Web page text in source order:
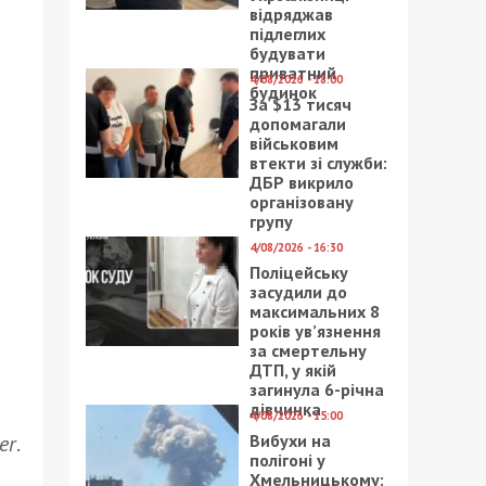
.
відряджав
підлеглих
будувати
приватний
будинок
4/08/2026 - 18:00
За $13 тисяч
допомагали
військовим
втекти зі служби:
ДБР викрило
організовану
групу
4/08/2026 - 16:30
Поліцейську
засудили до
максимальних 8
років ув’язнення
за смертельну
ДТП, у якій
загинула 6-річна
дівчинка
4/08/2026 - 15:00
Вибухи на
полігоні у
Хмельницькому: